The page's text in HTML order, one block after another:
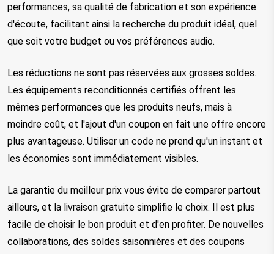
performances, sa qualité de fabrication et son expérience
d'écoute, facilitant ainsi la recherche du produit idéal, quel
que soit votre budget ou vos préférences audio.
Les réductions ne sont pas réservées aux grosses soldes.
Les équipements reconditionnés certifiés offrent les
mêmes performances que les produits neufs, mais à
moindre coût, et l'ajout d'un coupon en fait une offre encore
plus avantageuse. Utiliser un code ne prend qu'un instant et
les économies sont immédiatement visibles.
La garantie du meilleur prix vous évite de comparer partout
ailleurs, et la livraison gratuite simplifie le choix. Il est plus
facile de choisir le bon produit et d'en profiter. De nouvelles
collaborations, des soldes saisonnières et des coupons